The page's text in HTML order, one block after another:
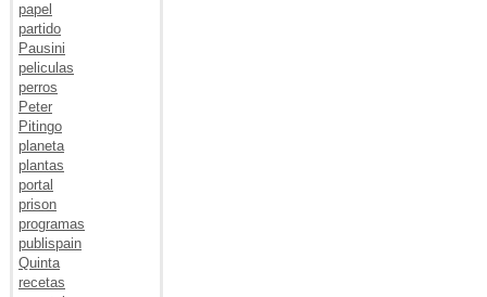
papel
partido
Pausini
peliculas
perros
Peter
Pitingo
planeta
plantas
portal
prison
programas
publispain
Quinta
recetas